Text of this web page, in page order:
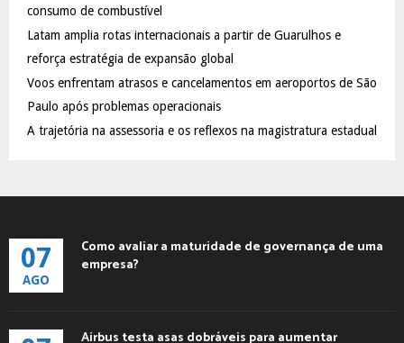
:consumo de combustível
Latam amplia rotas internacionais a partir de Guarulhos e
reforça estratégia de expansão global
Voos enfrentam atrasos e cancelamentos em aeroportos de São
Paulo após problemas operacionais
A trajetória na assessoria e os reflexos na magistratura estadual
07
AGO
Como avaliar a maturidade de governança de uma
empresa?
Airbus testa asas dobráveis para aumentar